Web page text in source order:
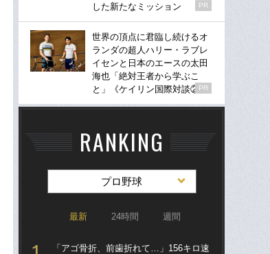
した新たなミッション
PR
世界の頂点に君臨し続けるオ
ランダの超人ハリー・ラブレ
イセンと日本のエースの太田
海也「絶対王者から学ぶこ
と」《ケイリン国際対談②》
PR
RANKING
プロ野球
最新 24時間 週間
「アゴ骨折、前歯折れて…」156キロ速